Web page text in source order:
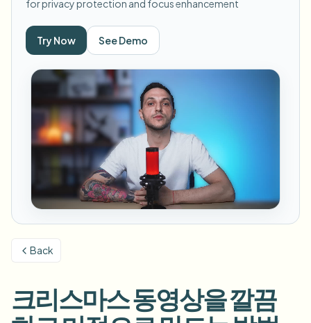
예시
예시 라이브러리 전체 탐색
얼굴 블러
번호판 블러
배경 블러
무엇이든 블러
GDPR 준수 블러
기능
View all features
Browse every blur tool in one place
번호판 블러
얼굴 블러
AI Video Object Remover
기업
학교 및 교육
캠퍼스 카메라, 강의, 지역 대량 개인정보 보호
미디어 및 엔터테인먼트
시사회, 출시 및 규정 준수
소매 및 전자상거래
의료
클리닉 및 환자 대면 비디오 거버넌스
자주 묻는 질문
블로그
Whitepapers
도구
Choose language
for privacy protection and focus enhancement
Try Now See Demo
Back
크리스마스 동영상을 깔끔